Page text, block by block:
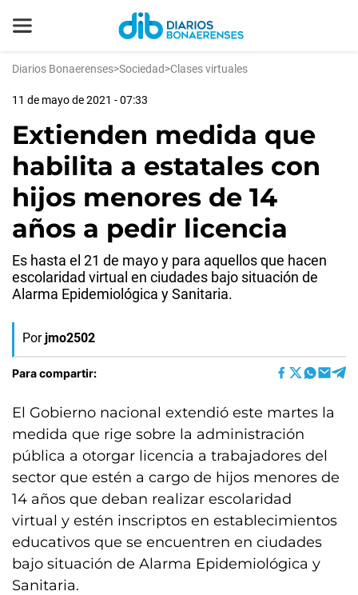
Diarios Bonaerenses>Sociedad>Clases virtuales
11 de mayo de 2021 - 07:33
Extienden medida que
habilita a estatales con
hijos menores de 14
años a pedir licencia
Es hasta el 21 de mayo y para aquellos que hacen
escolaridad virtual en ciudades bajo situación de
Alarma Epidemiológica y Sanitaria.
Por jmo2502
Para compartir:
El Gobierno nacional extendió este martes la
medida que rige sobre la administración
pública a otorgar licencia a trabajadores del
sector que estén a cargo de hijos menores de
14 años que deban realizar escolaridad
virtual y estén inscriptos en establecimientos
educativos que se encuentren en ciudades
bajo situación de Alarma Epidemiológica y
Sanitaria.